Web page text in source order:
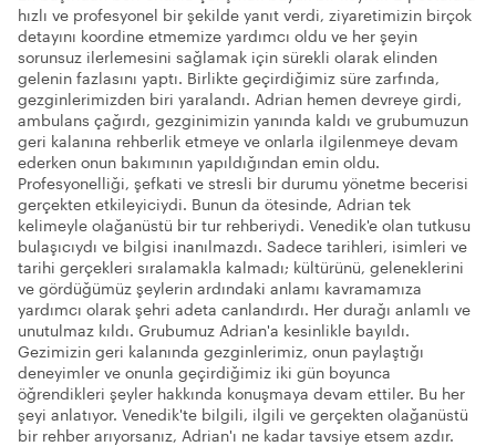
hızlı ve profesyonel bir şekilde yanıt verdi, ziyaretimizin birçok
detayını koordine etmemize yardımcı oldu ve her şeyin
sorunsuz ilerlemesini sağlamak için sürekli olarak elinden
gelenin fazlasını yaptı. Birlikte geçirdiğimiz süre zarfında,
gezginlerimizden biri yaralandı. Adrian hemen devreye girdi,
ambulans çağırdı, gezginimizin yanında kaldı ve grubumuzun
geri kalanına rehberlik etmeye ve onlarla ilgilenmeye devam
ederken onun bakımının yapıldığından emin oldu.
Profesyonelliği, şefkati ve stresli bir durumu yönetme becerisi
gerçekten etkileyiciydi. Bunun da ötesinde, Adrian tek
kelimeyle olağanüstü bir tur rehberiydi. Venedik'e olan tutkusu
bulaşıcıydı ve bilgisi inanılmazdı. Sadece tarihleri, isimleri ve
tarihi gerçekleri sıralamakla kalmadı; kültürünü, geleneklerini
ve gördüğümüz şeylerin ardındaki anlamı kavramamıza
yardımcı olarak şehri adeta canlandırdı. Her durağı anlamlı ve
unutulmaz kıldı. Grubumuz Adrian'a kesinlikle bayıldı.
Gezimizin geri kalanında gezginlerimiz, onun paylaştığı
deneyimler ve onunla geçirdiğimiz iki gün boyunca
öğrendikleri şeyler hakkında konuşmaya devam ettiler. Bu her
şeyi anlatıyor. Venedik'te bilgili, ilgili ve gerçekten olağanüstü
bir rehber arıyorsanız, Adrian'ı ne kadar tavsiye etsem azdır.